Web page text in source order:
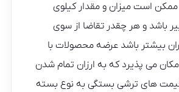
ممکن است میزان و مقدار کیلوی
باشد و هر چقدر تقاضا از سوی
بیشتر باشد عرضه محصولات با
می پذیرد که به ارزان تمام شدن
های ترشی بستگی به نوع بسته